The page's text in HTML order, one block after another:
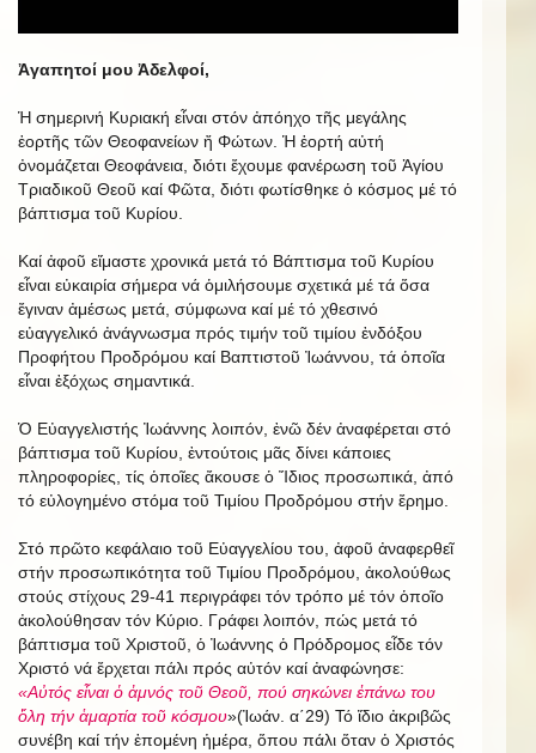
Ἀγαπητοί μου Ἀδελφοί,
Ἡ σημερινή Κυριακή εἶναι στόν ἀπόηχο τῆς μεγάλης
ἑορτῆς τῶν Θεοφανείων ἤ Φώτων. Ἡ ἑορτή αὐτή
ὀνομάζεται Θεοφάνεια, διότι ἔχουμε φανέρωση τοῦ Ἁγίου
Τριαδικοῦ Θεοῦ καί Φῶτα, διότι φωτίσθηκε ὁ κόσμος μέ τό
βάπτισμα τοῦ Κυρίου.
Καί ἀφοῦ εἴμαστε χρονικά μετά τό Βάπτισμα τοῦ Κυρίου
εἶναι εὐκαιρία σήμερα νά ὁμιλήσουμε σχετικά μέ τά ὅσα
ἔγιναν ἀμέσως μετά, σύμφωνα καί μέ τό χθεσινό
εὐαγγελικό ἀνάγνωσμα πρός τιμήν τοῦ τιμίου ἐνδόξου
Προφήτου Προδρόμου καί Βαπτιστοῦ Ἰωάννου, τά ὁποῖα
εἶναι ἐξόχως σημαντικά.
Ὁ Εὐαγγελιστής Ἰωάννης λοιπόν, ἐνῶ δέν ἀναφέρεται στό
βάπτισμα τοῦ Κυρίου, ἐντούτοις μᾶς δίνει κάποιες
πληροφορίες, τίς ὁποῖες ἄκουσε ὁ Ἴδιος προσωπικά, ἀπό
τό εὐλογημένο στόμα τοῦ Τιμίου Προδρόμου στήν ἔρημο.
Στό πρῶτο κεφάλαιο τοῦ Εὐαγγελίου του, ἀφοῦ ἀναφερθεῖ
στήν προσωπικότητα τοῦ Τιμίου Προδρόμου, ἀκολούθως
στούς στίχους 29-41 περιγράφει τόν τρόπο μέ τόν ὁποῖο
ἀκολούθησαν τόν Κύριο. Γράφει λοιπόν, πώς μετά τό
βάπτισμα τοῦ Χριστοῦ, ὁ Ἰωάννης ὁ Πρόδρομος εἶδε τόν
Χριστό νά ἔρχεται πάλι πρός αὐτόν καί ἀναφώνησε:
«Αὐτός εἶναι ὁ ἀμνός τοῦ Θεοῦ, πού σηκώνει ἐπάνω του
ὅλη τήν ἁμαρτία τοῦ κόσμου»(Ἰωάν. α΄29) Τό ἴδιο ἀκριβῶς
συνέβη καί τήν ἑπομένη ἡμέρα, ὅπου πάλι ὅταν ὁ Χριστός